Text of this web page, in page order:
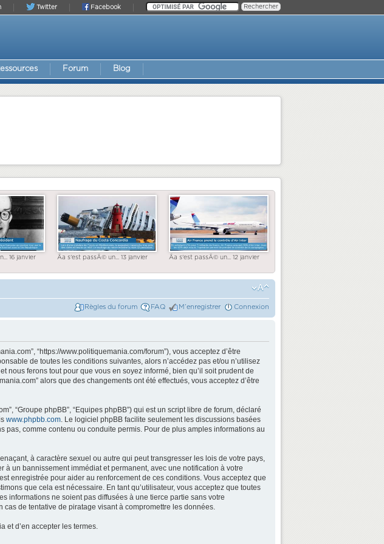
Facebook
Twitter
Forum Blog
16 janvier Ãa s'est passÃ© un... 13 janvier Ãa s'est passÃ© un... 12 janvier
Règles du forum FAQ M’enregistrer Connexion
“https://www.politiquemania.com/forum”), vous acceptez d’être
de toutes les conditions suivantes, alors n’accédez pas et/ou n’utilisez
nous ferons tout pour que vous en soyez informé, bien qu’il soit prudent de
alors que des changements ont été effectués, vous acceptez d’être
“Groupe phpBB”, “Equipes phpBB”) qui est un script libre de forum, déclaré
www.phpbb.com. Le logiciel phpBB facilite seulement les discussions basées
pas, comme contenu ou conduite permis. Pour de plus amples informations au
à caractère sexuel ou autre qui peut transgresser les lois de votre pays,
un bannissement immédiat et permanent, avec une notification à votre
enregistrée pour aider au renforcement de ces conditions. Vous acceptez que
que cela est nécessaire. En tant qu’utilisateur, vous acceptez que toutes
informations ne soient pas diffusées à une tierce partie sans votre
de tentative de piratage visant à compromettre les données.
et d’en accepter les termes.